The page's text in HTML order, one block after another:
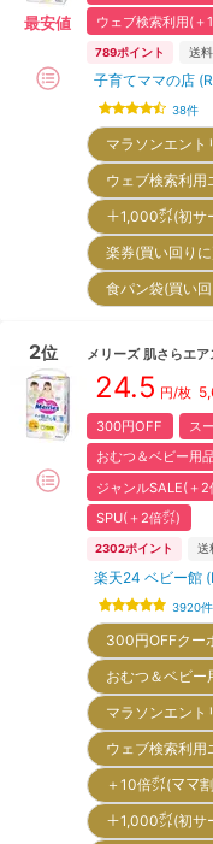
最安値
ウェブ検索利用(＋
789ポイント 送
子育てママの店
38件
マラソンエン
ウェブ検索利
＋1,000㌽(初
楽券(買い回り
食パン袋(買い
2位 メリーズ 肌さらエア
24.5 円/枚
300円OFF
ス
おむつ＆ベビー用
ジャンルSALE(＋2
SPU(＋2倍㌽)
2302ポイント 送
楽天24 ベビー館
3920件
300円OFFクー
おむつ＆ベビ
マラソンエン
ウェブ検索利
＋10倍㌽(ママ
＋1,000㌽(初